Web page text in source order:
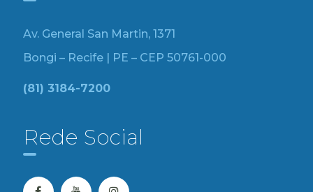
Av. General San Martin, 1371
Bongi – Recife | PE – CEP 50761-000
(81) 3184-7200
Rede Social